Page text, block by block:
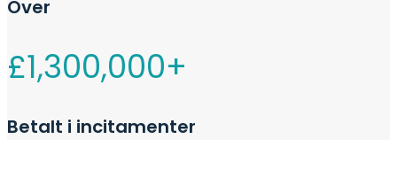
Over
£1,300,000+
Betalt i incitamenter